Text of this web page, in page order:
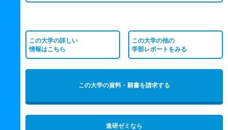
この大学の詳しい
情報はこちら
この大学の他の
学部レポートをみる
この大学の資料・願書を請求する
進研ゼミなら